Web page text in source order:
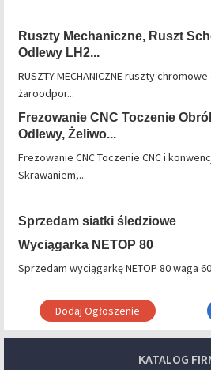
Ruszty Mechaniczne, Ruszt
Odlewy LH2...
RUSZTY MECHANICZNE ruszty
żaroodpor...
Frezowanie CNC Toczenie
Odlewy, Żeliwo...
Frezowanie CNC Toczenie CNC i
Skrawaniem,...
Sprzedam siatki śledziowe
Wyciągarka NETOP 80
Sprzedam wyciągarkę NETOP 80 waga
Dodaj Ogłoszenie
KATALOG